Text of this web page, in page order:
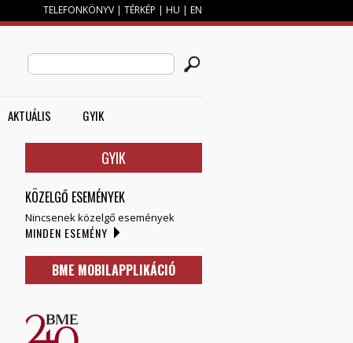
TELEFONKÖNYV | TÉRKÉP | HU | EN
KERESÉS ŰRLAP
AKTUÁLIS GYIK
GYIK
KÖZELGŐ ESEMÉNYEK
Nincsenek közelgő események
MINDEN ESEMÉNY
BME MOBILAPPLIKÁCIÓ